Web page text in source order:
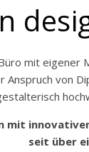
mit eigener
von
mit
seit über